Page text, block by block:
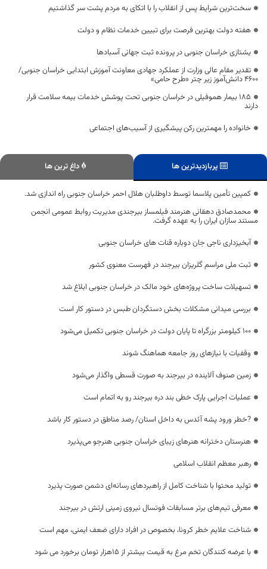
سخت‌ترین شرایط پس از انقلاب را با اتکای به مردم پشت سر گذاشتیم
هفته دولت بهترین فرصت برای تبیین خدمات نظام و دولت
یشتازی خراسان جنوبی در پرونده ثبت جهانی آسبادها
تقدیر مقام عالی وزارت از عملکرد جهادی معاونت آموزش ابتدایی خراسان جنوبی/
۴۶۰۰ دانش‌آموز زیر چتر «طرح حامی»
۱۸۵ بیمار هموفیلی در خراسان جنوبی تحت پوشش خدمات بیمه سلامت قرار
دارند
خانواده را مهمترین رکن پیشگیری از آسیب‌های اجتماعی
پربازدیدترین ها داغ ترین ها
کمپین تأمین پلاسما توسط داوطلبان هلال احمر خراسان جنوبی راه اندازی شد.
محمدصادق دهقانی هنرمند فیلمساز بیرجندی مدیریت روابط عمومی انجمن
مستند سازان ایران را به عهده گرفت.
آبخیزداری ناجی جان دوباره قنات های خراسان جنوبی
ثبت ملی مراسم گلریزان بیرجند در فهرست معنوی کشور
تسهیلات ساخت پروژه‌های خود مالک در خراسان جنوبی ابلاغ شد
بررسی میدانی مشکلات بخش دستگردان طبس در دستور کار است
۱۰۰ کیلومتر بزرگراه تا پایان دولت در خراسان جنوبی تکمیل می‌شود
وقفیات با نیازهای روز جامعه هماهنگ شوند
زمین صنوف آلاینده در بیرجند به صورت قسطی واگذار می‌شود
عملیات اجرایی پارک خطی بند دره بیرجند رو به اتمام است
?خطر ورود پشه آئدس به داخل استان/ رصد مناطق در دستور کار باشد
هنرستان دخترانه هنر‌های زیبای خراسان جنوبی هنرجو می‌پذیرد
رهبر معظم انقلاب اسلامی
تولید محتوا با شناخت کامل از راهبردهای رسانه‌ای دشمن صورت پذیرد
معرفی تیم‌های برتر مسابقات فوتسال نیروی زمینی ارتش در بیرجند
شناخت علایم خطر کرونا، بخصوص در افراد دارای ضعف ایمنی، مهم است
با عرضه کنندگان تخم مرغ به قیمت بیشتر از 15هزار تومان برخورد می شود